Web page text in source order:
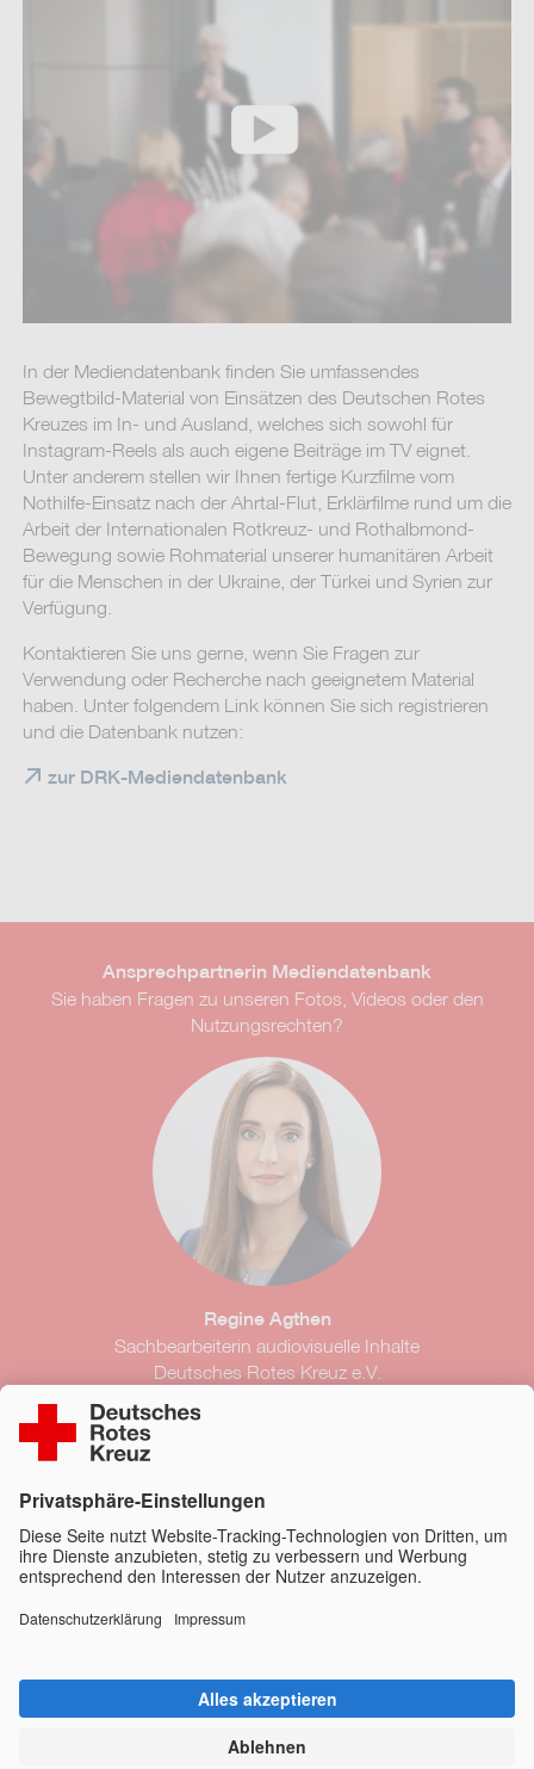
In der Mediendatenbank finden Sie umfassendes
Bewegtbild-Material von Einsätzen des Deutschen Rotes
Kreuzes im In- und Ausland, welches sich sowohl für
Instagram-Reels als auch eigene Beiträge im TV eignet.
Unter anderem stellen wir Ihnen fertige Kurzfilme vom
Nothilfe-Einsatz nach der Ahrtal-Flut, Erklärfilme rund um die
Arbeit der Internationalen Rotkreuz- und Rothalbmond-
Bewegung sowie Rohmaterial unserer humanitären Arbeit
für die Menschen in der Ukraine, der Türkei und Syrien zur
Verfügung.
Kontaktieren Sie uns gerne, wenn Sie Fragen zur
Verwendung oder Recherche nach geeignetem Material
haben. Unter folgendem Link können Sie sich registrieren
und die Datenbank nutzen:
zur DRK-Mediendatenbank
Ansprechpartnerin Mediendatenbank
Sie haben Fragen zu unseren Fotos, Videos oder den
Nutzungsrechten?
Regine Agthen
Sachbearbeiterin audiovisuelle Inhalte
Deutsches Rotes Kreuz e.V.
Datenschutz